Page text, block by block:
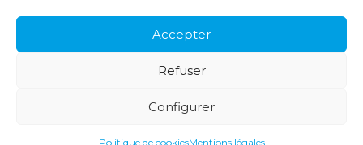
Accepter
Refuser
Configurer
Politique de cookiesMentions légales
DIOCÈSE DE SENS & AUXERRE
rue Française •
Mentions légales
Politique de cookies